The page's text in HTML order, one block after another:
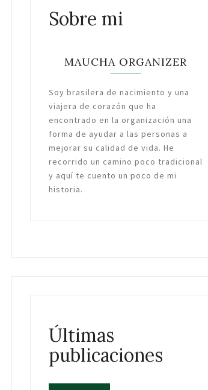
Sobre mi
MAUCHA ORGANIZER
Soy brasilera de nacimiento y una
viajera de corazón que ha
encontrado en la organización una
forma de ayudar a las personas a
mejorar su calidad de vida. He
recorrido un camino poco tradicional
y aquí te cuento un poco de mi
historia.
Últimas
publicaciones